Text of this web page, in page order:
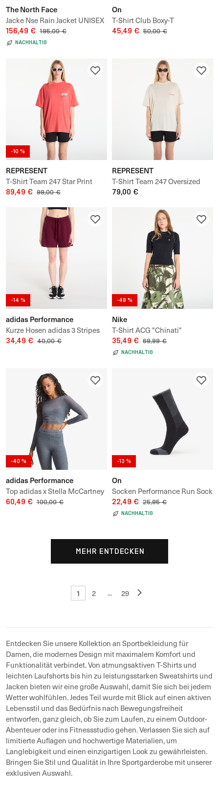
The North Face
Jacke Nse Rain Jacket UNISEX
156,49 € 195,00 €
NACHHALTIG
On
T-Shirt Club Boxy-T
45,49 € 50,00 €
-10 %
REPRESENT
T-Shirt Team 247 Star Print
Oversized Tshirt UNISEX
89,49 € 99,00 €
REPRESENT
T-Shirt Team 247 Oversized
Tee UNISEX
79,00 €
-14 %
adidas Performance
Kurze Hosen adidas 3 Stripes
Studio Fleece Loose Shorts
34,49 € 40,00 €
-49 %
Nike
T-Shirt ACG "Chinati"
Women's Dri-FIT ADV UV
Protection Base Layer
35,49 € 69,99 €
NACHHALTIG
-40 %
adidas Performance
Top adidas x Stella McCartney
Asmc Longsleeve Lace Crop
60,49 € 100,00 €
-13 %
On
Socken Performance Run Sock
High
22,49 € 25,95 €
NACHHALTIG
MEHR ENTDECKEN
1 2 ... 29
Entdecken Sie unsere Kollektion an Sportbekleidung für
Damen, die modernes Design mit maximalem Komfort und
Funktionalität verbindet. Von atmungsaktiven T-Shirts und
leichten Laufshorts bis hin zu leistungsstarken Sweatshirts und
Jacken bieten wir eine große Auswahl, damit Sie sich bei jedem
Wetter wohlfühlen. Jedes Teil wurde mit Blick auf einen aktiven
Lebensstil und das Bedürfnis nach Bewegungsfreiheit
entworfen, ganz gleich, ob Sie zum Laufen, zu einem Outdoor-
Abenteuer oder ins Fitnessstudio gehen. Verlassen Sie sich auf
limitierte Auflagen und hochwertige Materialien, um
Langlebigkeit und einen einzigartigen Look zu gewährleisten.
Bringen Sie Stil und Qualität in Ihre Sportgarderobe mit unserer
exklusiven Auswahl.